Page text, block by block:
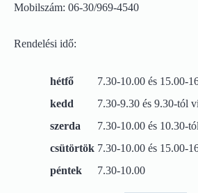
Mobilszám: 06-30/969-4540
Rendelési idő:
hétfő
7.30-10.00 és 15.00-
kedd
7.30-9.30 és 9.30-tól
szerda
7.30-10.00 és 10.30-
csütörtök 7.30-10.00 és 15.00-
péntek
7.30-10.00